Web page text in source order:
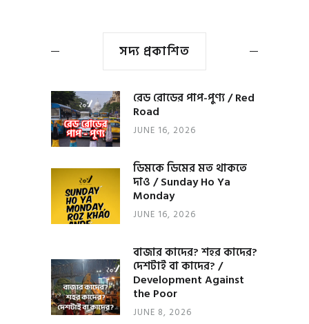
সদ্য প্রকাশিত
রেড রোডের পাপ-পুণ্য / Red
Road
JUNE 16, 2026
ডিমকে ডিমের মত থাকতে
দাও / Sunday Ho Ya
Monday
JUNE 16, 2026
বাজার কাদের? শহর কাদের?
দেশটাই বা কাদের? /
Development Against
the Poor
JUNE 8, 2026